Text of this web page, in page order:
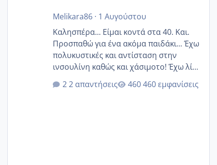
Melikara86· 1 Αυγούστου
Καλησπέρα... Είμαι κοντά στα 40. Και.
Προσπαθώ για ένα ακόμα παιδάκι... Έχω
πολυκυστικές και αντίσταση στην
ινσουλίνη καθώς και χάσιμοτο! Έχω λίγα
κιλά παραπάνω και όσο κ αν προσπαθώ
δεν χάνω εύκολα! Προσπαθώ για ακόμη
2 απαντήσεις 460 εμφανίσεις